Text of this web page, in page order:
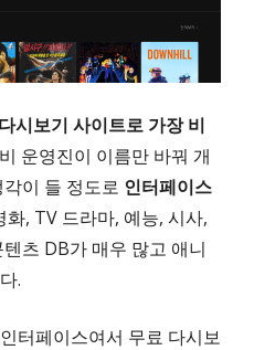
시보기 사이트로 가장 비
운영진이 이름만 바꿔 개
이 들 정도로 인터페이스
화, TV 드라마, 예능, 시사,
츠 DB가 매우 많고 애니
.
터페이스여서 무료 다시보